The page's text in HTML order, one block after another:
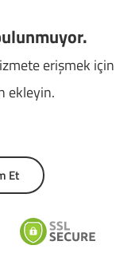
erişmek için
ekleyin.
Et